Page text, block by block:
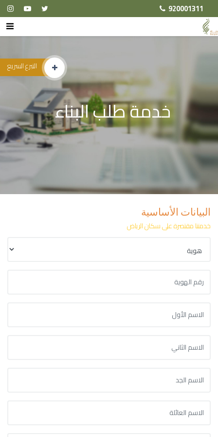
920001311
التبرع السريع
خدمة طلب البناء
البيانات الأساسية
خدمتنا مقتصرة على سكان الرياض